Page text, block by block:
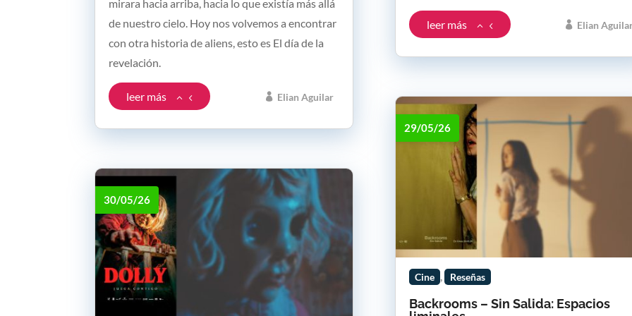
Elian Aguilar
mirara hacia arriba, hacia lo que existía más allá
de nuestro cielo. Hoy nos volvemos a encontrar
con otra historia de aliens, esto es El día de la
revelación.
leer más
30/05/26
Elian
leer más
Backrooms – Sin Salida: Espacios
29/05/26
Cine , Reseñas